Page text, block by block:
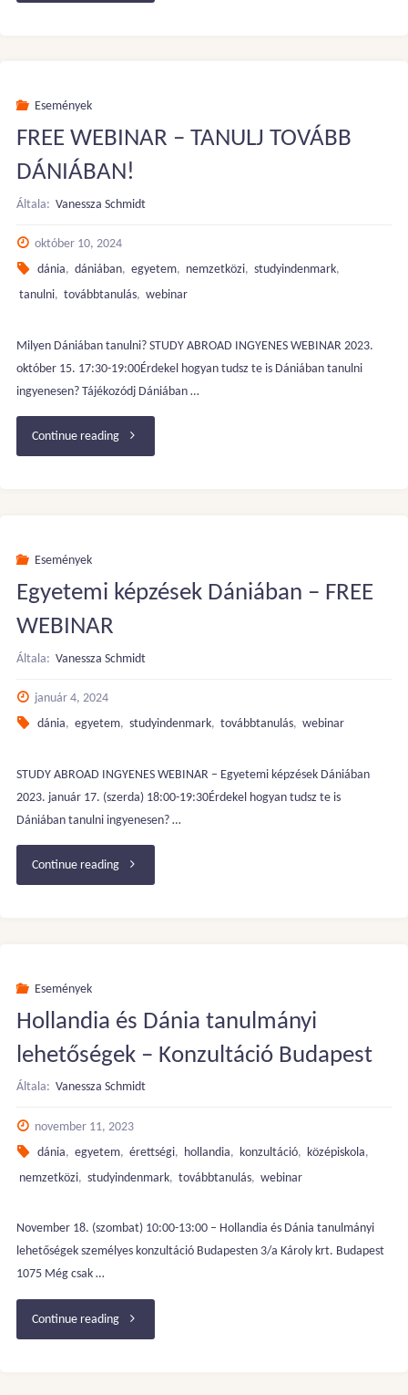
Középiskolai
lehetőségek"
Események
FREE WEBINAR – TANULJ TOVÁBB
DÁNIÁBAN!
Általa: Vanessza Schmidt
október 10, 2024
dánia, dániában, egyetem, nemzetközi, studyindenmark,
tanulni, továbbtanulás, webinar
Milyen Dániában tanulni? STUDY ABROAD INGYENES WEBINAR 2023.
október 15. 17:30-19:00Érdekel hogyan tudsz te is Dániában tanulni
ingyenesen? Tájékozódj Dániában …
Continue reading"FREE
TOVÁBB
Események
Egyetemi képzések Dániában – FREE
WEBINAR
Általa: Vanessza Schmidt
január 4, 2024
dánia, egyetem, studyindenmark, továbbtanulás, webinar
STUDY ABROAD INGYENES WEBINAR – Egyetemi képzések Dániában
2023. január 17. (szerda) 18:00-19:30Érdekel hogyan tudsz te is
Dániában tanulni ingyenesen? …
Continue reading"Egyetemi
FREE
WEBINAR"
Események
Hollandia és Dánia tanulmányi
lehetőségek – Konzultáció Budapest
Általa: Vanessza Schmidt
november 11, 2023
dánia, egyetem, érettségi, hollandia, konzultáció, középiskola,
nemzetközi, studyindenmark, továbbtanulás, webinar
November 18. (szombat) 10:00-13:00 – Hollandia és Dánia tanulmányi
lehetőségek személyes konzultáció Budapesten 3/a Károly krt. Budapest
1075 Még csak …
Continue reading"Hollandia